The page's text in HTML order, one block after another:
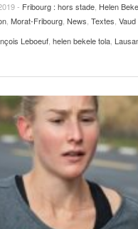
- Fribourg : hors stade, Helen
, Morat-Fribourg, News, Textes,
Leboeuf, helen bekele tola,